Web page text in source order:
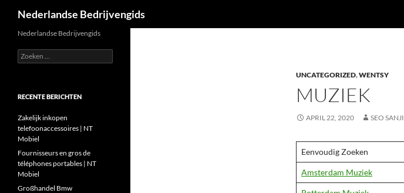
Nederlandse Bedrijvengids
UNCATEGORIZED,WENTSY
MUZIEK
APRIL 22, 2020 SEO SANJI
Eenvoudig Zoeken
Amsterdam Muziek
Nederlandse Bedrijvengids
Zoeken
naar:
RECENTE BERICHTEN
Zakelijk inkopen
telefoonaccessoires | NT
Mobiel
Fournisseurs en gros de
téléphones portables | NT
Mobiel
Großhandel Bmw